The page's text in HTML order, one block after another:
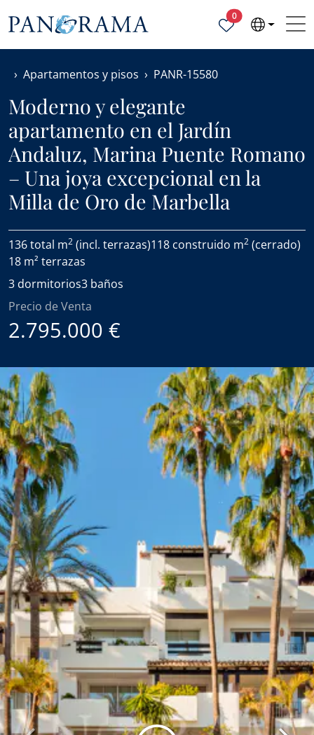
0Propiedades
Apartamentos y pisos PANR-15580
Moderno y elegante
apartamento en el Jardín
Andaluz, Marina Puente Romano
– Una joya excepcional en la
Milla de Oro de Marbella
136 total m2 (incl. terrazas)118 construido m2 (cerrado)
18 m² terrazas
3 dormitorios3 baños
Precio de Venta
2.795.000 €